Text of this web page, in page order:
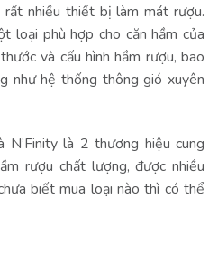
nhiều thiết bị làm mát rượu.
loại phù hợp cho căn hầm của
và cấu hình hầm rượu, bao
như hệ thống thông gió xuyên
N’Finity là 2 thương hiệu cung
rượu chất lượng, được nhiều
biết mua loại nào thì có thể